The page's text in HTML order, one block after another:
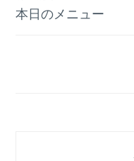
稿
本日のメニュー